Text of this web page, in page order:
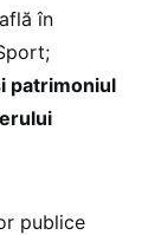
în
patrimoniul
publice